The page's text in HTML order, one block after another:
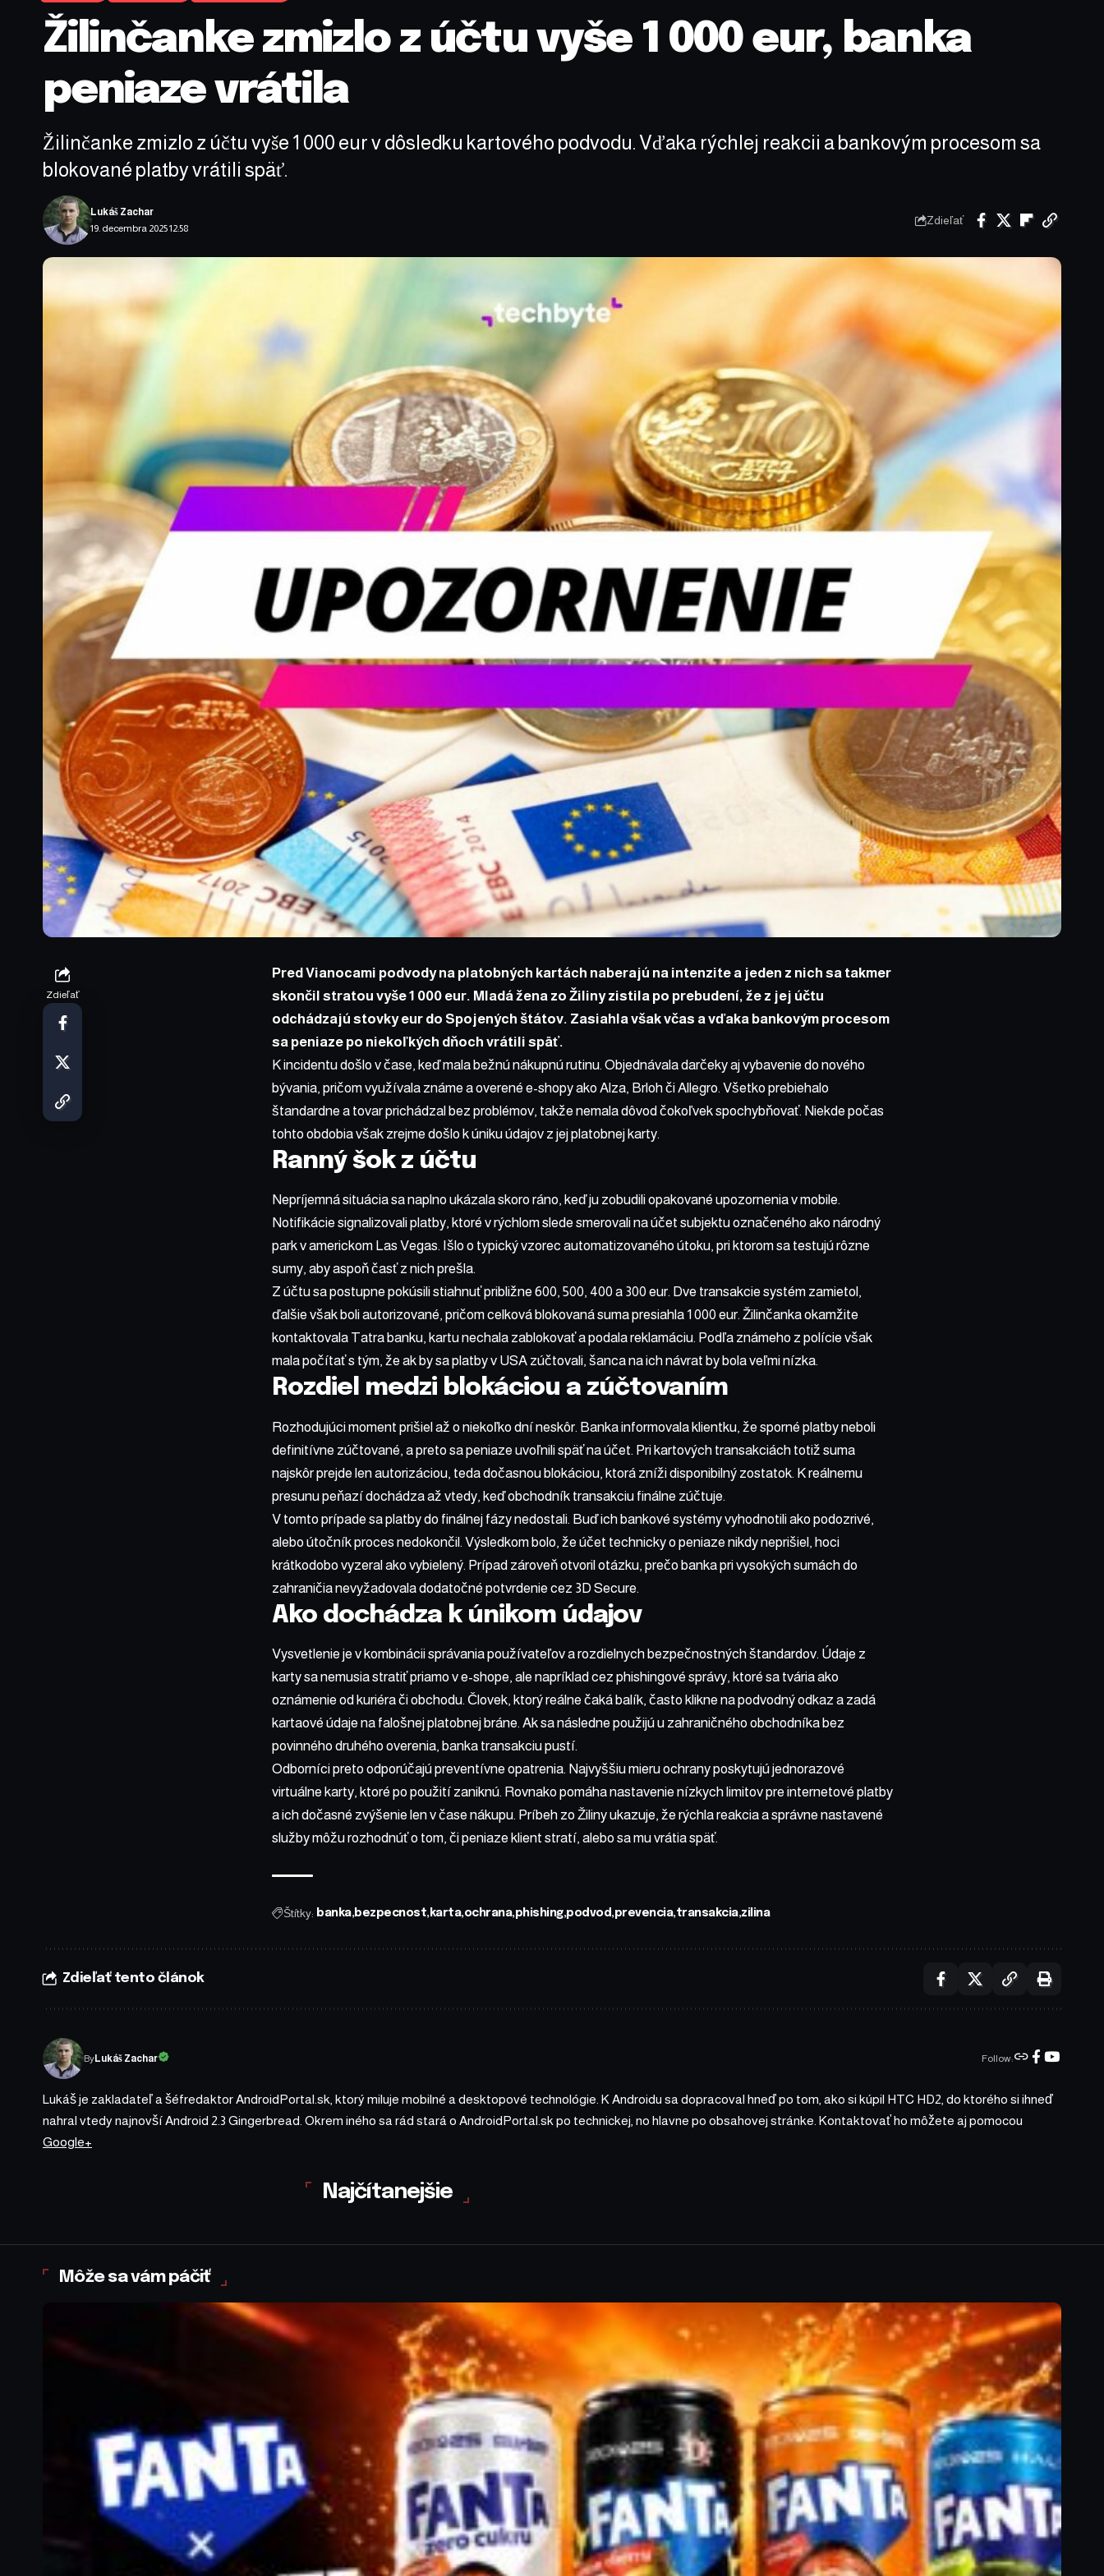
Žilinčanke zmizlo z účtu vyše 1 000 eur, banka
peniaze vrátila
Žilinčanke zmizlo z účtu vyše 1 000 eur v dôsledku kartového podvodu. Vďaka rýchlej reakcii a bankovým procesom sa
blokované platby vrátili späť.
19. decembra 2025 12:58
Lukáš Zachar
Zdieľať
Zdieľať
Pred Vianocami podvody na platobných kartách naberajú na intenzite a jeden z nich sa takmer
skončil stratou vyše 1 000 eur. Mladá žena zo Žiliny zistila po prebudení, že z jej účtu
odchádzajú stovky eur do Spojených štátov. Zasiahla však včas a vďaka bankovým procesom
sa peniaze po niekoľkých dňoch vrátili späť.
K incidentu došlo v čase, keď mala bežnú nákupnú rutinu. Objednávala darčeky aj vybavenie do nového
bývania, pričom využívala známe a overené e-shopy ako Alza, Brloh či Allegro. Všetko prebiehalo
štandardne a tovar prichádzal bez problémov, takže nemala dôvod čokoľvek spochybňovať. Niekde počas
tohto obdobia však zrejme došlo k úniku údajov z jej platobnej karty.
Ranný šok z účtu
Nepríjemná situácia sa naplno ukázala skoro ráno, keď ju zobudili opakované upozornenia v mobile.
Notifikácie signalizovali platby, ktoré v rýchlom slede smerovali na účet subjektu označeného ako národný
park v americkom Las Vegas. Išlo o typický vzorec automatizovaného útoku, pri ktorom sa testujú rôzne
sumy, aby aspoň časť z nich prešla.
Z účtu sa postupne pokúsili stiahnuť približne 600, 500, 400 a 300 eur. Dve transakcie systém zamietol,
ďalšie však boli autorizované, pričom celková blokovaná suma presiahla 1 000 eur. Žilinčanka okamžite
kontaktovala Tatra banku, kartu nechala zablokovať a podala reklamáciu. Podľa známeho z polície však
mala počítať s tým, že ak by sa platby v USA zúčtovali, šanca na ich návrat by bola veľmi nízka.
Rozdiel medzi blokáciou a zúčtovaním
Rozhodujúci moment prišiel až o niekoľko dní neskôr. Banka informovala klientku, že sporné platby neboli
definitívne zúčtované, a preto sa peniaze uvoľnili späť na účet. Pri kartových transakciách totiž suma
najskôr prejde len autorizáciou, teda dočasnou blokáciou, ktorá zníži disponibilný zostatok. K reálnemu
presunu peňazí dochádza až vtedy, keď obchodník transakciu finálne zúčtuje.
V tomto prípade sa platby do finálnej fázy nedostali. Buď ich bankové systémy vyhodnotili ako podozrivé,
alebo útočník proces nedokončil. Výsledkom bolo, že účet technicky o peniaze nikdy neprišiel, hoci
krátkodobo vyzeral ako vybielený. Prípad zároveň otvoril otázku, prečo banka pri vysokých sumách do
zahraničia nevyžadovala dodatočné potvrdenie cez 3D Secure.
Ako dochádza k únikom údajov
Vysvetlenie je v kombinácii správania používateľov a rozdielnych bezpečnostných štandardov. Údaje z
karty sa nemusia stratiť priamo v e-shope, ale napríklad cez phishingové správy, ktoré sa tvária ako
oznámenie od kuriéra či obchodu. Človek, ktorý reálne čaká balík, často klikne na podvodný odkaz a zadá
kartaové údaje na falošnej platobnej bráne. Ak sa následne použijú u zahraničného obchodníka bez
povinného druhého overenia, banka transakciu pustí.
Odborníci preto odporúčajú preventívne opatrenia. Najvyššiu mieru ochrany poskytujú jednorazové
virtuálne karty, ktoré po použití zaniknú. Rovnako pomáha nastavenie nízkych limitov pre internetové platby
a ich dočasné zvýšenie len v čase nákupu. Príbeh zo Žiliny ukazuje, že rýchla reakcia a správne nastavené
služby môžu rozhodnúť o tom, či peniaze klient stratí, alebo sa mu vrátia späť.
Štítky: banka bezpecnost karta ochrana phishing podvod prevencia transakcia zilina
Zdieľať tento článok
ByLukáš Zachar Follow:
Lukáš je zakladateľ a šéfredaktor AndroidPortal.sk, ktorý miluje mobilné a desktopové technológie. K Androidu sa dopracoval hneď po tom, ako si kúpil HTC HD2, do ktorého si ihneď
nahral vtedy najnovší Android 2.3 Gingerbread. Okrem iného sa rád stará o AndroidPortal.sk po technickej, no hlavne po obsahovej stránke. Kontaktovať ho môžete aj pomocou
Google+
Najčítanejšie
Môže sa vám páčiť